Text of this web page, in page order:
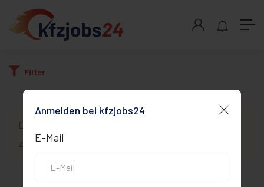
Anmelden bei kfzjobs24
E-Mail
Filter
Du musst angemeldet sein, um auf diese Seite
zugreifen zu können.